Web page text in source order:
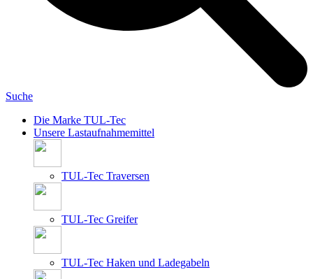
Suche
Die Marke TUL-Tec
Unsere Lastaufnahmemittel
TUL-Tec Traversen
TUL-Tec Greifer
TUL-Tec Haken und Ladegabeln